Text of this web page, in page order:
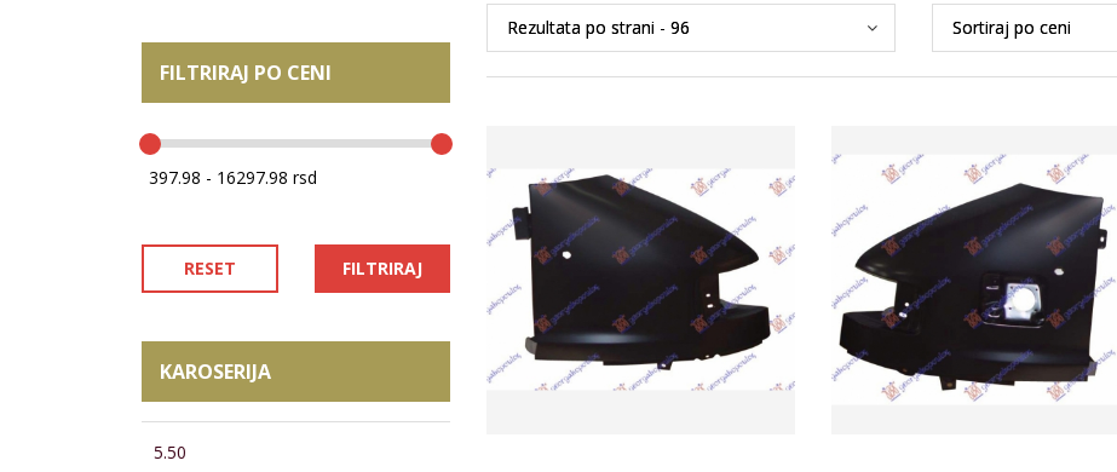
FILTRIRAJ PO CENI
RESET FILTRIRAJ
KAROSERIJA
5.50